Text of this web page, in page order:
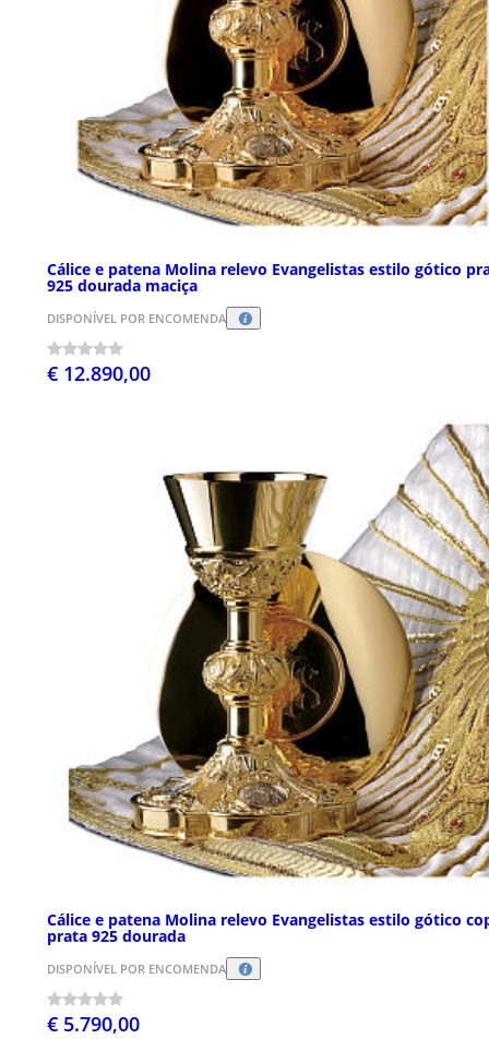
Cálice e patena Molina relevo Evangelistas estilo gótico
925 dourada maciça
DISPONÍVEL POR ENCOMENDA
€ 12.890,00
Cálice e patena Molina relevo Evangelistas estilo gótico
prata 925 dourada
DISPONÍVEL POR ENCOMENDA
€ 5.790,00